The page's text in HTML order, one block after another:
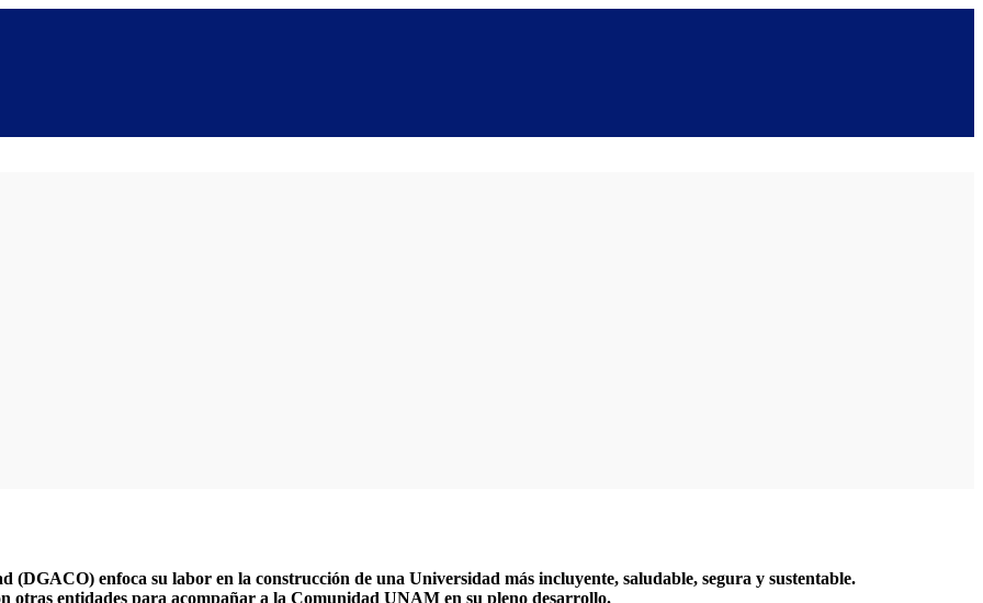
(DGACO) enfoca su labor en la construcción de una Universidad más incluyente, saludable, segura y sustentable.
otras entidades para acompañar a la Comunidad UNAM en su pleno desarrollo.